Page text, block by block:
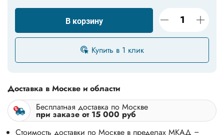
В корзину
Купить в 1 клик
Доставка в Москве и области
Бесплатная доставка по Москве
при заказе от 15 000 руб
Стоимость доставки по Москве в пределах МКАД –